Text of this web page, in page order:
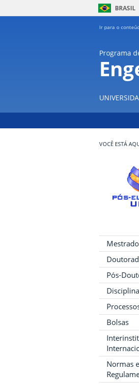
BRASIL
Ir para o
Programa
Mestrado
Pós-
Bolsas
Normas e